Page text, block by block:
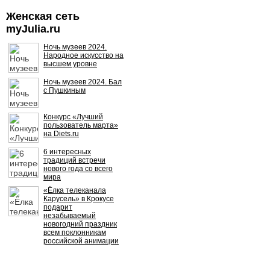
Женская сеть
myJulia.ru
Ночь музеев 2024.
Народное искусство на
высшем уровне
Ночь музеев 2024. Бал
с Пушкиным
Конкурс «Лучший
пользователь марта»
на Diets.ru
6 интересных
традиций встречи
нового года со всего
мира
«Ёлка телеканала
Карусель» в Крокусе
подарит
незабываемый
новогодний праздник
всем поклонникам
российской анимации